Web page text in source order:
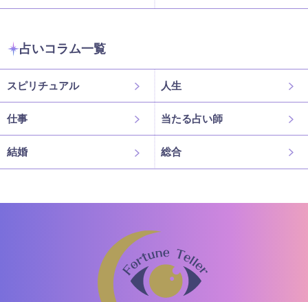
占いコラム一覧
スピリチュアル 人生
仕事 当たる占い師
結婚 総合